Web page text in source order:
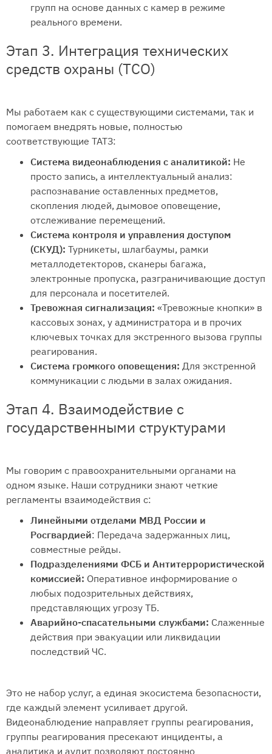
групп на основе данных с камер в режиме
реального времени.
Этап 3. Интеграция технических
средств охраны (ТСО)
Мы работаем как с существующими системами, так и
помогаем внедрять новые, полностью
соответствующие ТАТЗ:
Система видеонаблюдения с аналитикой: Не
просто запись, а интеллектуальный анализ:
распознавание оставленных предметов,
скопления людей, дымовое оповещение,
отслеживание перемещений.
Система контроля и управления доступом
(СКУД): Турникеты, шлагбаумы, рамки
металлодетекторов, сканеры багажа,
электронные пропуска, разграничивающие доступ
для персонала и посетителей.
Тревожная сигнализация: «Тревожные кнопки» в
кассовых зонах, у администратора и в прочих
ключевых точках для экстренного вызова группы
реагирования.
Система громкого оповещения: Для экстренной
коммуникации с людьми в залах ожидания.
Этап 4. Взаимодействие с
государственными структурами
Мы говорим с правоохранительными органами на
одном языке. Наши сотрудники знают четкие
регламенты взаимодействия с:
Линейными отделами МВД России и
Росгвардией: Передача задержанных лиц,
совместные рейды.
Подразделениями ФСБ и Антитеррористической
комиссией: Оперативное информирование о
любых подозрительных действиях,
представляющих угрозу ТБ.
Аварийно-спасательными службами: Слаженные
действия при эвакуации или ликвидации
последствий ЧС.
Это не набор услуг, а единая экосистема безопасности,
где каждый элемент усиливает другой.
Видеонаблюдение направляет группы реагирования,
группы реагирования пресекают инциденты, а
аналитика и аудит позволяют постоянно